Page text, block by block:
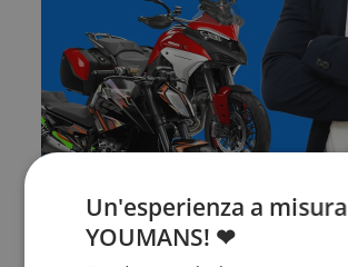
Un'esperienza a
YOUMANS! ❤